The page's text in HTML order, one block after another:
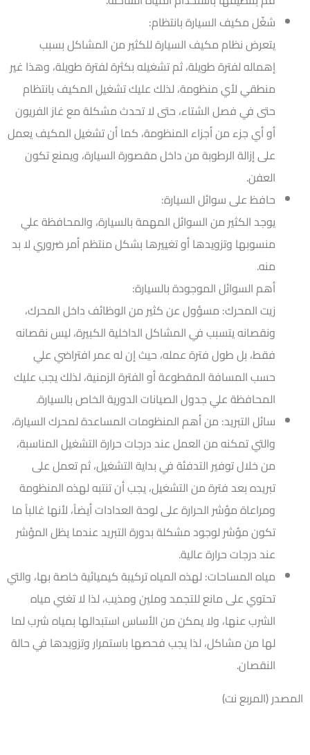
شغّل مكيف السيارة بانتظام:
يتعرض نظام مكيف السيارة للكثير من المشاكل بسبب
إهماله لفترة طويلة، ثم تشغيله بكثرة لفترة طويلة، وهذا غير
منطقي لأي منظومة، لذلك عليك تشغيل المكيف بانتظام
حتى في فصل الشتاء، حتى لا تحدث مشكلة مع غاز الفريون
أو أي جزء من أجزاء المنظومة، كما أن تشغيل المكيف يعمل
على إزالة الرطوبة من داخل مقصورة السيارة، ويمنع تكون
العفن.
حافظ على سوائل السيارة:
يوجد الكثير من السوائل المهمة بالسيارة، والمحافظة علي
منسوبها وتزويدها أو تغييرها بشكل منتظم أمر ضروري لا بد
منه.
أهم السوائل الموجودة بالسيارة:
زيت المحرك: مسؤول عن كثير من الوظائف داخل المحرك،
ونقصانه يتسبب في المشاكل الداخلية الكبيرة، ليس نقصانه
فقط، بل طول فترة عمله، حيث إن له عمر افتراضي علي
حسب المسافة المقطوعة أو الفترة الزمنية، لذلك يجب عليك
المحافظة علي جدول الصيانات الدورية الخاص بالسيارة.
سائل التبريد: من أهم المنظومات المساعدة لمحرك السيارة،
والتي تمكنه من العمل عند درجات حرارة التشغيل المناسبة،
من خلال توفير التدفئة في بداية التشغيل، ثم تعمل على
تبريده بعد فترة من التشغيل، يجب أن تنتبه لهذه المنظومة
ومراعاة مؤشر الحرارة على لوحة العدادات أيضاً، لأنها غالباً ما
تكون مؤشر لوجود مشكلة بدورة التبريد عندما يظل المؤشر
عند درجات حرارة عالية.
مياه المساحات: لهذه المياه تركيبة كيميائية خاصة بها، والتي
تحتوي على مانع للتجمد وملين ومذيب، لذا لا تغني مياه
الشرب عنها، ولا يمكن من الأساس استبدالها بمياه شرب لما
لها من مشاكل، لذا يجب فحصها باستمرار وتزويدها في حالة
النقصان.
المصدر (المربع نت)